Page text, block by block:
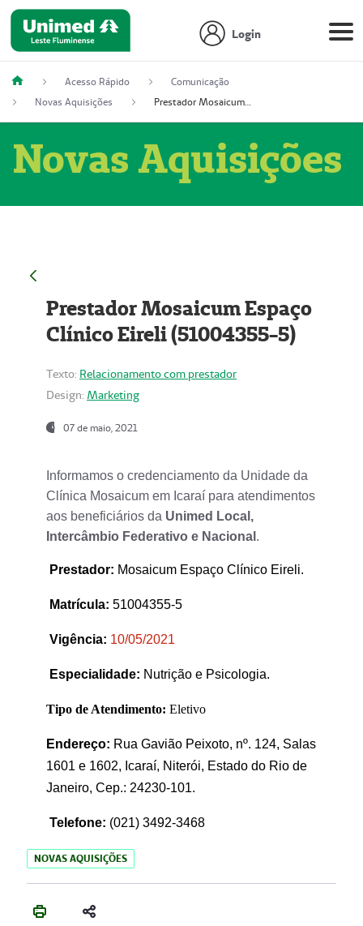
Login
Acesso Rápido
Comunicação
Novas Aquisições
Prestador Mosaicum Espaço Clínico Eireli (51004355-5)
Novas Aquisições
Prestador Mosaicum Espaço
Clínico Eireli (51004355-5)
Texto: Relacionamento com prestador
Design: Marketing
07 de maio, 2021
Informamos o credenciamento da Unidade da
Clínica Mosaicum em Icaraí para atendimentos
aos beneficiários da Unimed Local,
Intercâmbio Federativo e Nacional .
Prestador: Mosaicum Espaço Clínico Eireli.
Matrícula: 51004355-5
Vigência: 10/05/2021
Especialidade: Nutrição e Psicologia.
Tipo de Atendimento: Eletivo
Endereço: Rua Gavião Peixoto, nº. 124, Salas
1601 e 1602, Icaraí, Niterói, Estado do Rio de
Janeiro, Cep.: 24230-101.
Telefone: (021) 3492-3468
NOVAS AQUISIÇÕES